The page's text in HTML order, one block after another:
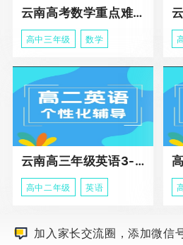
云南高考数学重点难点冲刺班
高中三年级 数学
云南高三年级英语3-5人班组化辅导强化
高中二年级 英语
加入家长交流圈，添加微